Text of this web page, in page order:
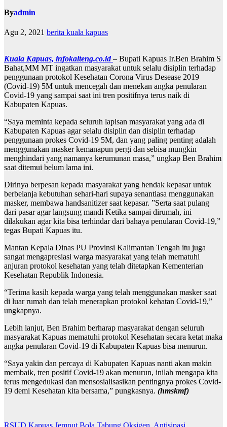
Byadmin
Agu 2, 2021 berita kuala kapuas
Kuala Kapuas, infokalteng.co.id – Bupati Kapuas Ir.Ben Brahim S
Bahat,MM MT ingatkan masyarakat untuk selalu disiplin terhadap
penggunaan protokol Kesehatan Corona Virus Desease 2019
(Covid-19) 5M untuk mencegah dan menekan angka penularan
Covid-19 yang sampai saat ini tren positifnya terus naik di
Kabupaten Kapuas.
“Saya meminta kepada seluruh lapisan masyarakat yang ada di
Kabupaten Kapuas agar selalu disiplin dan disiplin terhadap
penggunaan prokes Covid-19 5M, dan yang paling penting adalah
menggunakan masker kemanapun pergi dan sebisa mungkin
menghindari yang namanya kerumunan masa,” ungkap Ben Brahim
saat ditemui belum lama ini.
Dirinya berpesan kepada masyarakat yang hendak kepasar untuk
berbelanja kebutuhan sehari-hari supaya senantiasa menggunakan
masker, membawa handsanitizer saat kepasar. ”Serta saat pulang
dari pasar agar langsung mandi Ketika sampai dirumah, ini
dilakukan agar kita bisa terhindar dari bahaya penularan Covid-19,”
tegas Bupati Kapuas itu.
Mantan Kepala Dinas PU Provinsi Kalimantan Tengah itu juga
sangat mengapresiasi warga masyarakat yang telah mematuhi
anjuran protokol kesehatan yang telah ditetapkan Kementerian
Kesehatan Republik Indonesia.
“Terima kasih kepada warga yang telah menggunakan masker saat
di luar rumah dan telah menerapkan protokol kehatan Covid-19,”
ungkapnya.
Lebih lanjut, Ben Brahim berharap masyarakat dengan seluruh
masyarakat Kapuas mematuhi protokol Kesehatan secara ketat maka
angka penularan Covid-19 di Kabupaten Kapuas bisa menurun.
“Saya yakin dan percaya di Kabupaten Kapuas nanti akan makin
membaik, tren positif Covid-19 akan menurun, inilah mengapa kita
terus mengedukasi dan mensosialisasikan pentingnya prokes Covid-
19 demi Kesehatan kita bersama,” pungkasnya. (hmskmf)